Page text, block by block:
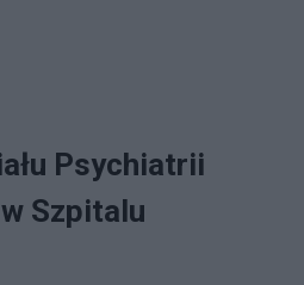
Psychiatrii
Szpitalu